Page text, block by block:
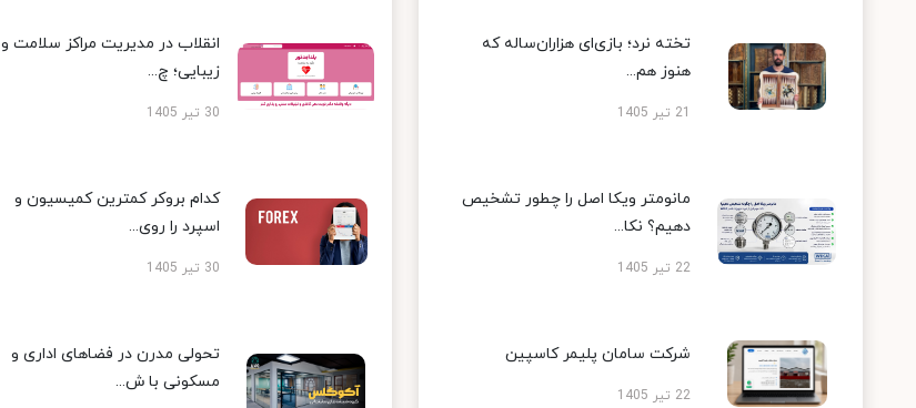
تخته نرد؛ بازی‌ای هزاران‌ساله که
هنوز هم...
21 تیر 1405
مانومتر ویکا اصل را چطور تشخیص
دهیم؟ نکا...
22 تیر 1405
شرکت سامان پلیمر کاسپین
22 تیر 1405
انقلاب در مدیریت مراکز سلامت و
زیبایی؛ چ...
30 تیر 1405
کدام بروکر کمترین کمیسیون و
اسپرد را روی...
30 تیر 1405
تحولی مدرن در فضاهای اداری و
مسکونی با ش...